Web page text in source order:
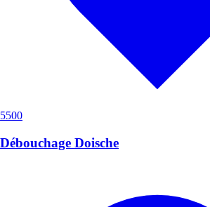
5500
Débouchage Doische